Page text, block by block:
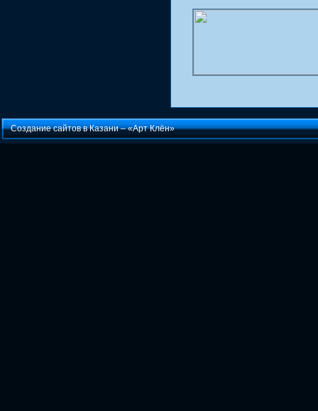
Создание сайтов в Казани –«Арт Клён»